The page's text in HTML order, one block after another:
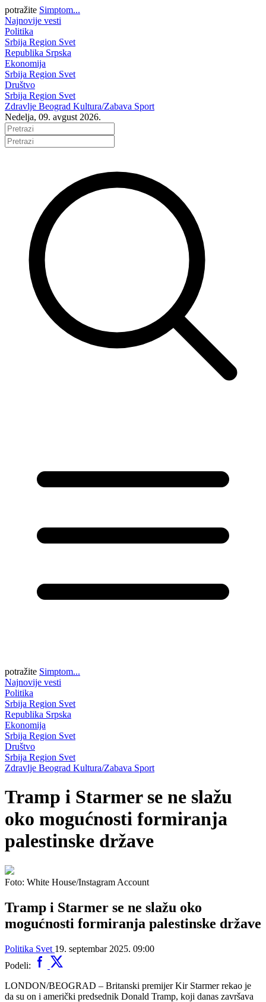
potražite Simptom...
Najnovije vesti
Politika
Srbija Region Svet
Republika Srpska
Ekonomija
Srbija Region Svet
Društvo
Srbija Region Svet
Zdravlje Beograd Kultura/Zabava Sport
Nedelja, 09. avgust 2026.
potražite Simptom...
Najnovije vesti
Politika
Srbija Region Svet
Republika Srpska
Ekonomija
Srbija Region Svet
Društvo
Srbija Region Svet
Zdravlje Beograd Kultura/Zabava Sport
Tramp i Starmer se ne slažu
oko mogućnosti formiranja
palestinske države
Foto: White House/Instagram Account
Tramp i Starmer se ne slažu oko
mogućnosti formiranja palestinske države
Politika Svet 19. septembar 2025. 09:00
Podeli:
LONDON/BEOGRAD – Britanski premijer Kir Starmer rekao je
da su on i američki predsednik Donald Tramp, koji danas završava